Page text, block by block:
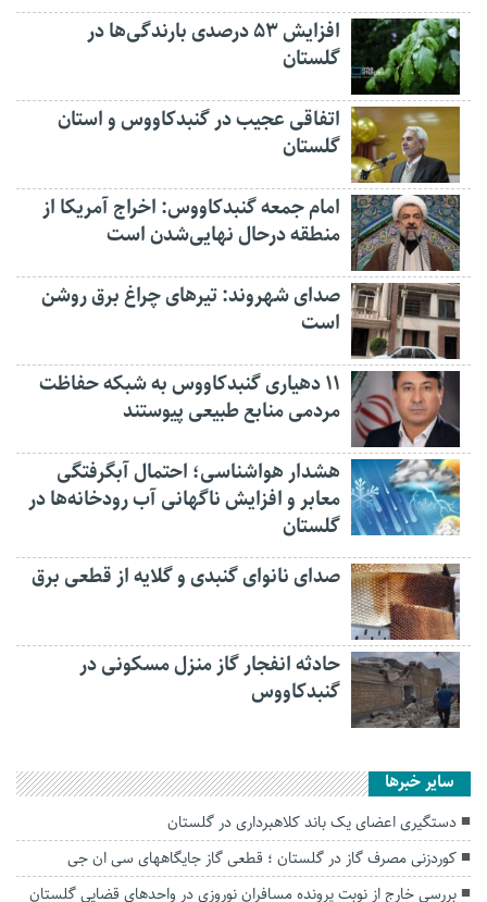
افزایش ۵۳ درصدی بارندگی‌ها در
گلستان
اتفاقی عجیب در‌ گنبدکاووس و استان
گلستان
امام جمعه گنبدکاووس: اخراج آمریکا از
منطقه درحال نهایی‌شدن است
صدای شهروند: تیرهای چراغ برق روشن
است
۱۱ دهیاری گنبدکاووس به شبکه حفاظت
مردمی منابع طبیعی پیوستند
هشدار هواشناسی؛ احتمال آبگرفتگی
معابر و افزایش ناگهانی آب رودخانه‌ها در
گلستان
صدای نانوای گنبدی و گلایه از قطعی برق
حادثه انفجار گاز منزل مسکونی در
گنبدکاووس
سایر خبرها
دستگیری اعضای یک باند کلاهبرداری در گلستان
کوردزنی مصرف گاز در گلستان ؛ قطعی گاز جایگاههای سی ان جی
بررسی خارج از نوبت پرونده مسافران نوروزی در واحد‌های قضایی گلستان